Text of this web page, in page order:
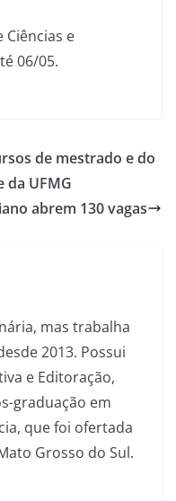
e
06/05.
de mestrado e do
da UFMG
abrem 130 vagas
mas trabalha
2013. Possui
e Editoração,
graduação em
que foi ofertada
Grosso do Sul.